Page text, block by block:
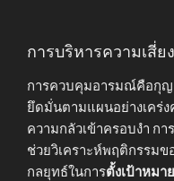
การบริหารความเสี่
การควบคุมอารมณ์คือกุญ
ยึดมั่นตามแผนอย่างเคร่
ความกลัวเข้าครอบงำ ก
ช่วยวิเคราะห์พฤติกรรม
กลยุทธ์ในการตั้งเป้าหม